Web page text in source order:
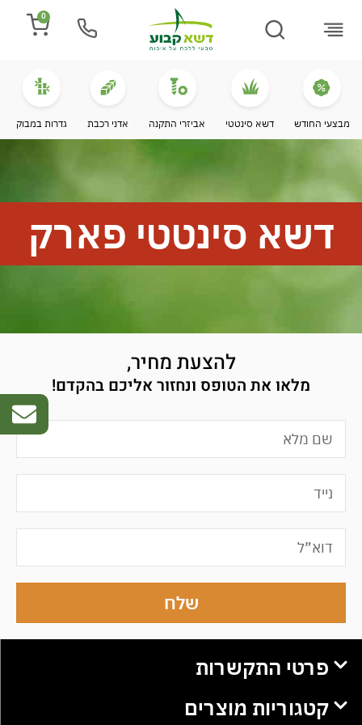
0
מבצעי החודש דשא סינטטי אביזרי התקנה אדני רכבת גדרות במבוק
דשא סינטטי פארק
להצעת מחיר,
מלאו את הטופס ונחזור אליכם בהקדם!
שלח
פרטי התקשרות
קטגוריות מוצרים